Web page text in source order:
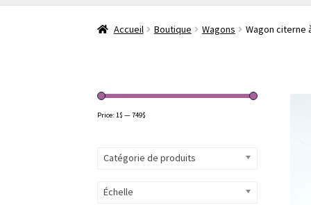
Accueil Boutique Wagons Wagon citerne
Price:1$ —749$
Catégorie de produits
Échelle